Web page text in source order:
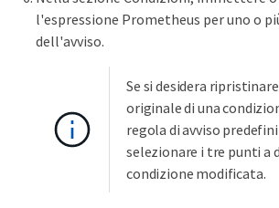
l'espressione Prometheus per uno o
dell'avviso.
Se si desidera
originale di una
regola di avviso
selezionare i tre punti a
condizione modificata.